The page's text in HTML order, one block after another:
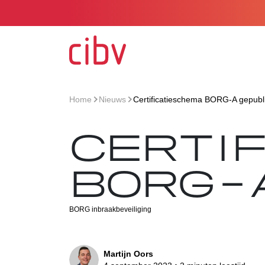
Home > Nieuws > Certificatieschema BORG-A
BORG-
BORG inbraakbeveiliging
Martijn Oors